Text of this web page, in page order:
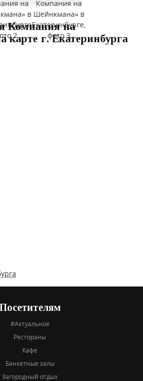
Компания на
г. Екатеринбурга
Посетителям
#Актуальное
Рестораны
Кафе
Банкетные залы
Загородный отдых